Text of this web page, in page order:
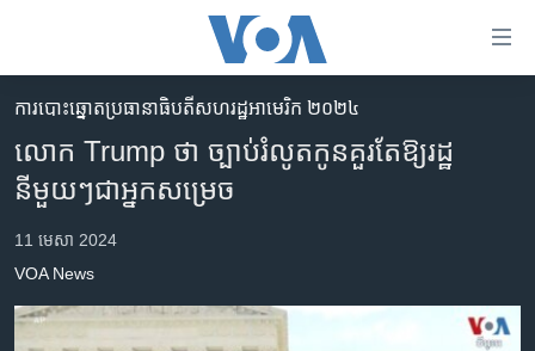
រំលង​
និង​
ទៅ​​
ទំព័រ​
ព័ត៌មាន​​
អន្តរជាតិ
អាមេរិក
ការបោះឆ្នោតប្រធានាធិបតីសហរដ្ឋអាមេរិក ២០២៤
លោក Trump ថា​ ច្បាប់​រំលូត​កូន​គួរ​តែ​ឱ្យ​រដ្ឋ​
នីមួយៗ​ជា​អ្នក​សម្រេច
11 មេសា 2024
VOA News